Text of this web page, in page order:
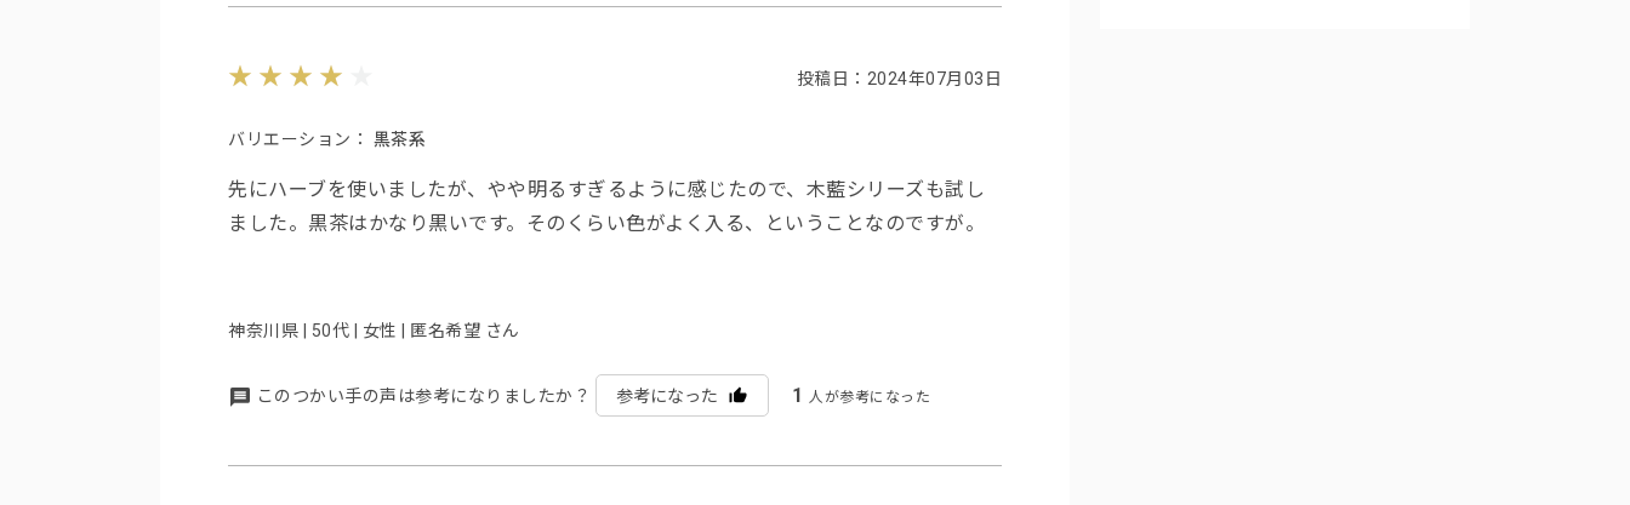
投稿日：2024年07月03日
バリエーション： 黒茶系
先にハーブを使いましたが、やや明るすぎるように感じたので、木藍シリーズも試し
ました。黒茶はかなり黒いです。そのくらい色がよく入る、ということなのですが。
神奈川県 | 50代 | 女性 | 匿名希望 さん
このつかい手の声は参考になりましたか？ 参考になった 1 人が参考になった